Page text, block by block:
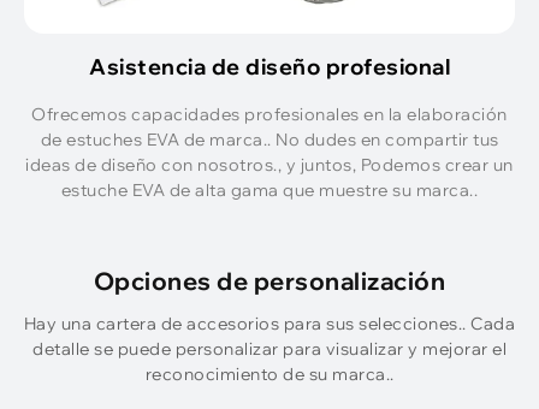
Asistencia de diseño profesional
Ofrecemos capacidades profesionales en la elaboración
de estuches EVA de marca.. No dudes en compartir tus
ideas de diseño con nosotros., y juntos, Podemos crear un
estuche EVA de alta gama que muestre su marca..
Opciones de personalización
Hay una cartera de accesorios para sus selecciones.. Cada
detalle se puede personalizar para visualizar y mejorar el
reconocimiento de su marca..